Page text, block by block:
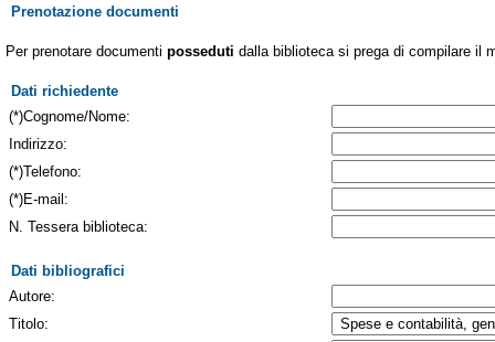
Prenotazione documenti
Per prenotare documenti posseduti dalla biblioteca si prega di compilare il
Dati richiedente
(*)Cognome/Nome:
Indirizzo:
(*)Telefono:
(*)E-mail:
N. Tessera biblioteca:
Dati bibliografici
Autore:
Titolo: